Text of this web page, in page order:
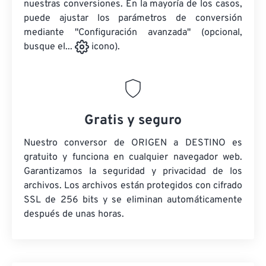
nuestras conversiones. En la mayoría de los casos,
puede ajustar los parámetros de conversión
mediante "Configuración avanzada" (opcional,
busque el...
icono).
Gratis y seguro
Nuestro conversor de ORIGEN a DESTINO es
gratuito y funciona en cualquier navegador web.
Garantizamos la seguridad y privacidad de los
archivos. Los archivos están protegidos con cifrado
SSL de 256 bits y se eliminan automáticamente
después de unas horas.